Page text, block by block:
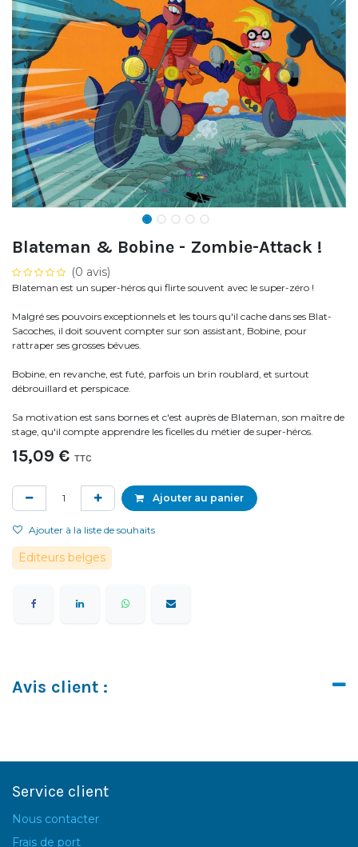
Blateman & Bobine - Zombie-Attack !
(0 avis)
Blateman est un super-héros qui flirte souvent avec le super-zéro !
Malgré ses pouvoirs exceptionnels et les tours qu'il cache dans ses Blat-
Sacoches, il doit souvent compter sur son assistant, Bobine, pour
rattraper ses grosses bévues.
Bobine, en revanche, est futé, parfois un brin roublard, et surtout
débrouillard et perspicace.
Sa motivation est sans bornes et c'est auprès de Blateman, son maître de
stage, qu'il compte apprendre les ficelles du métier de super-héros.
15,09 € TTC
Ajouter au panier
Ajouter à la liste de souhaits
Editeurs belges
Avis client :
Service client
Nous contacter
Frais de port